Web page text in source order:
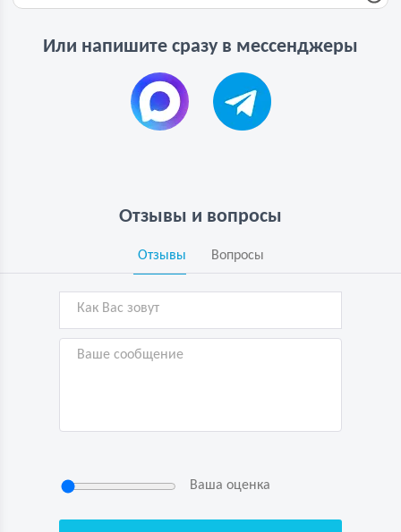
Или напишите сразу в мессенджеры
Отзывы и вопросы
Отзывы Вопросы
Ваша оценка